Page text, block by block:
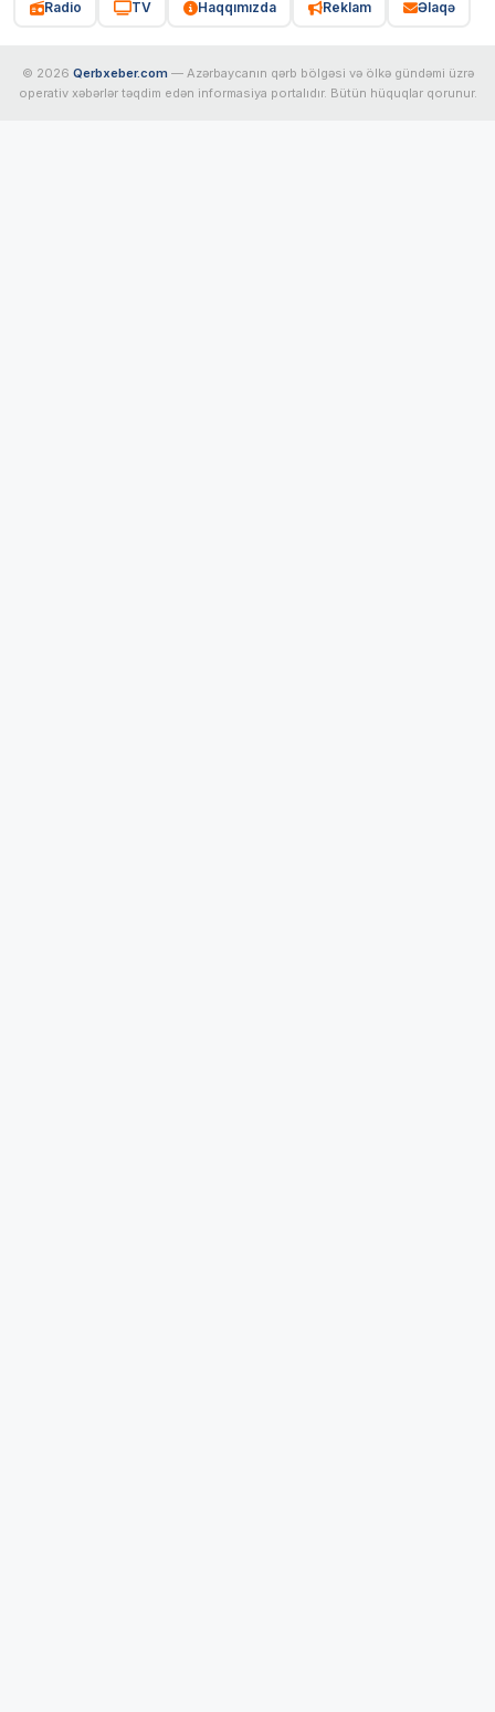
Radio TV Haqqımızda Reklam Əlaqə
© 2026 Qerbxeber.com — Azərbaycanın qərb bölgəsi və ölkə gündəmi üzrə
operativ xəbərlər təqdim edən informasiya portalıdır. Bütün hüquqlar qorunur.